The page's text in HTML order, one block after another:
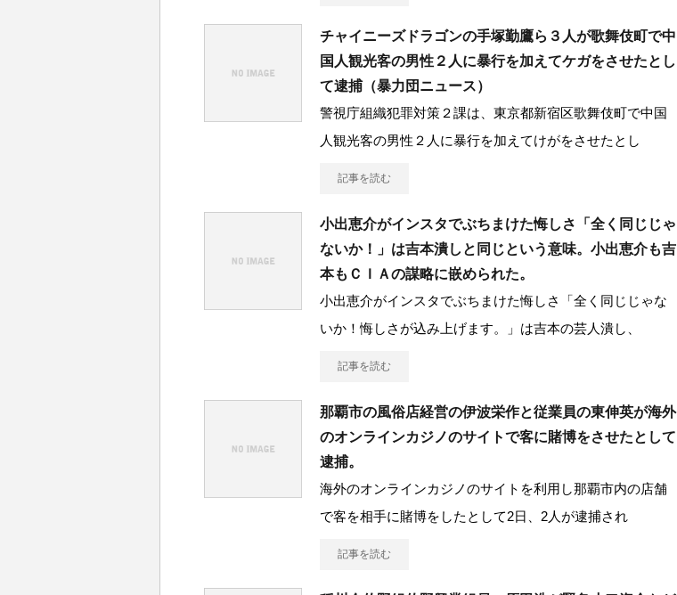
チャイニーズドラゴンの手塚勤鷹ら３人が歌舞伎町で中
国人観光客の男性２人に暴行を加えてケガをさせたとし
て逮捕（暴力団ニュース）
警視庁組織犯罪対策２課は、東京都新宿区歌舞伎町で中国
人観光客の男性２人に暴行を加えてけがをさせたとし
記事を読む
小出恵介がインスタでぶちまけた悔しさ「全く同じじゃ
ないか！」は吉本潰しと同じという意味。小出恵介も吉
本もＣＩＡの謀略に嵌められた。
小出恵介がインスタでぶちまけた悔しさ「全く同じじゃな
いか！悔しさが込み上げます。」は吉本の芸人潰し、
記事を読む
那覇市の風俗店経営の伊波栄作と従業員の東伸英が海外
のオンラインカジノのサイトで客に賭博をさせたとして
逮捕。
海外のオンラインカジノのサイトを利用し那覇市内の店舗
で客を相手に賭博をしたとして2日、2人が逮捕され
記事を読む